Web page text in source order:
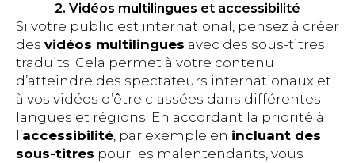
2. Vidéos multilingues et accessibilité
Si votre public est international, pensez à créer
des vidéos multilingues avec des sous-titres
traduits. Cela permet à votre contenu
d’atteindre des spectateurs internationaux et
à vos vidéos d’être classées dans différentes
langues et régions. En accordant la priorité à
l’accessibilité, par exemple en incluant des
sous-titres pour les malentendants, vous